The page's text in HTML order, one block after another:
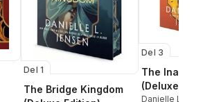
Del 1
The Bridge Kingdom
Del 3
The
(Deluxe
Danielle L.